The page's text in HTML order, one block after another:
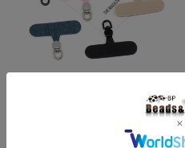
ストラップホルダー スマホショ
スマホストラップシート 携帯ホ